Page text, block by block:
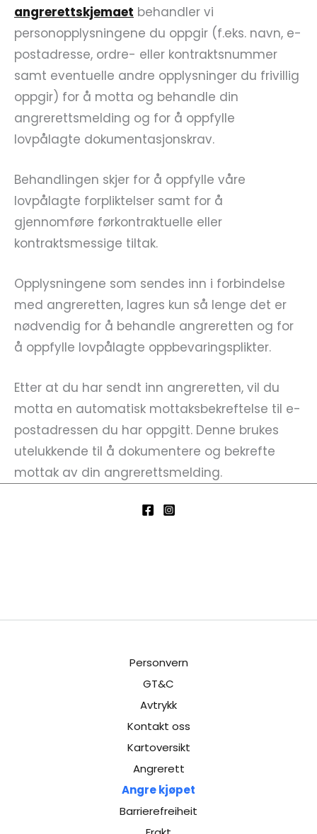
angrerettskjemaet behandler vi
personopplysningene du oppgir (f.eks. navn, e-
postadresse, ordre- eller kontraktsnummer
samt eventuelle andre opplysninger du frivillig
oppgir) for å motta og behandle din
angrerettsmelding og for å oppfylle
lovpålagte dokumentasjonskrav.
Behandlingen skjer for å oppfylle våre
lovpålagte forpliktelser samt for å
gjennomføre førkontraktuelle eller
kontraktsmessige tiltak.
Opplysningene som sendes inn i forbindelse
med angreretten, lagres kun så lenge det er
nødvendig for å behandle angreretten og for
å oppfylle lovpålagte oppbevaringsplikter.
Etter at du har sendt inn angreretten, vil du
motta en automatisk mottaksbekreftelse til e-
postadressen du har oppgitt. Denne brukes
utelukkende til å dokumentere og bekrefte
mottak av din angrerettsmelding.
Personvern
GT&C
Avtrykk
Kontakt oss
Kartoversikt
Angrerett
Angre kjøpet
Barrierefreiheit